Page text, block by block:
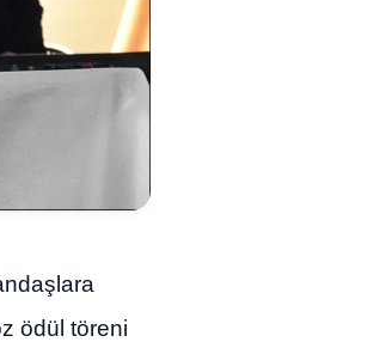
ödül töreni